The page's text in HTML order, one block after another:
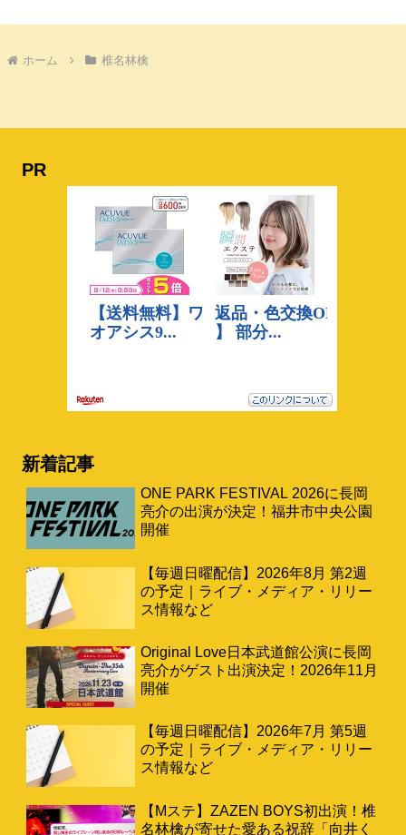
ホーム 椎名林檎
PR
新着記事
ONE PARK FESTIVAL 2026に長岡
亮介の出演が決定！福井市中央公園
開催
【毎週日曜配信】2026年8月 第2週
の予定｜ライブ・メディア・リリー
ス情報など
Original Love日本武道館公演に長岡
亮介がゲスト出演決定！2026年11月
開催
【毎週日曜配信】2026年7月 第5週
の予定｜ライブ・メディア・リリー
ス情報など
【Mステ】ZAZEN BOYS初出演！椎
名林檎が寄せた愛ある祝辞「向井く